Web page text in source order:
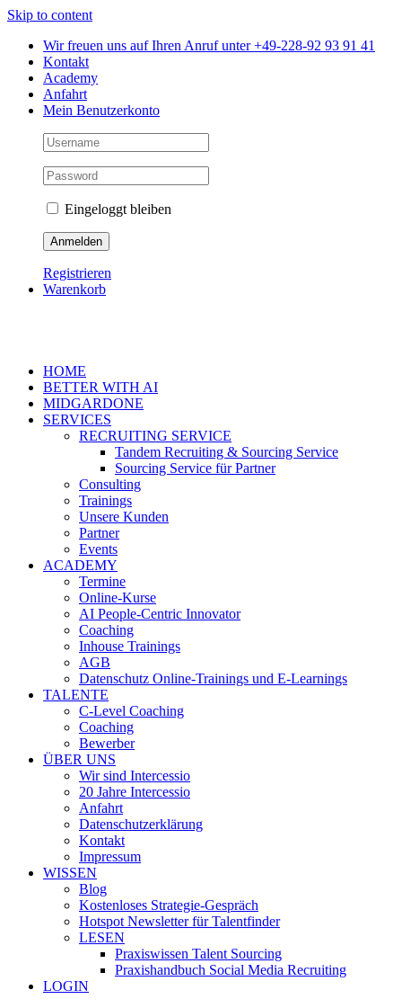
Skip to content
Wir freuen uns auf Ihren Anruf unter +49-228-92 93 91 41
Kontakt
Academy
Anfahrt
Mein Benutzerkonto
Eingeloggt bleiben
Registrieren
Warenkorb
HOME
BETTER WITH AI
MIDGARDONE
SERVICES
RECRUITING SERVICE
Tandem Recruiting & Sourcing Service
Sourcing Service für Partner
Consulting
Trainings
Unsere Kunden
Partner
Events
ACADEMY
Termine
Online-Kurse
AI People-Centric Innovator
Coaching
Inhouse Trainings
AGB
Datenschutz Online-Trainings und E-Learnings
TALENTE
C-Level Coaching
Coaching
Bewerber
ÜBER UNS
Wir sind Intercessio
20 Jahre Intercessio
Anfahrt
Datenschutzerklärung
Kontakt
Impressum
WISSEN
Blog
Kostenloses Strategie-Gespräch
Hotspot Newsletter für Talentfinder
LESEN
Praxiswissen Talent Sourcing
Praxishandbuch Social Media Recruiting
LOGIN